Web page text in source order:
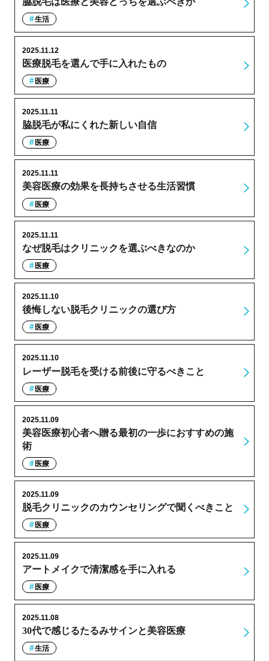
生活
医療脱毛を選んで手に入れたもの
2025.11.12
医療
脇脱毛が私にくれた新しい自信
2025.11.11
医療
美容医療の効果を長持ちさせる生活習慣
2025.11.11
医療
なぜ脱毛はクリニックを選ぶべきなのか
2025.11.11
医療
後悔しない脱毛クリニックの選び方
2025.11.10
医療
レーザー脱毛を受ける前後に守るべきこと
2025.11.10
医療
美容医療初心者へ贈る最初の一歩におすすめの施
術
2025.11.09
医療
脱毛クリニックのカウンセリングで聞くべきこと
2025.11.09
医療
アートメイクで清潔感を手に入れる
2025.11.09
医療
30代で感じるたるみサインと美容医療
2025.11.08
生活